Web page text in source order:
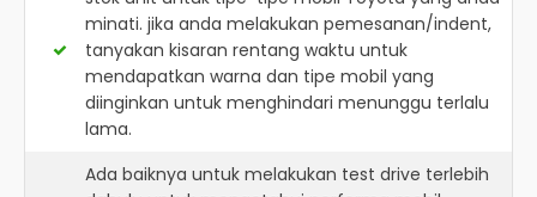
minati. jika anda melakukan pemesanan/indent,
tanyakan kisaran rentang waktu untuk
mendapatkan warna dan tipe mobil yang
diinginkan untuk menghindari menunggu terlalu
lama.
Ada baiknya untuk melakukan test drive terlebih